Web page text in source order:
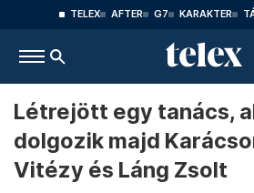
TELEX AFTER G7 KARAKTER
Létrejött egy tanács,
dolgozik majd
Vitézy és Láng Zsolt